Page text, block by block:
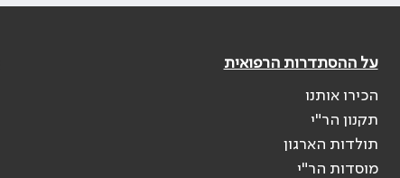
על ההסתדרות הרפואית
הכירו אותנו
תקנון הר"י
תולדות הארגון
מוסדות הר"י